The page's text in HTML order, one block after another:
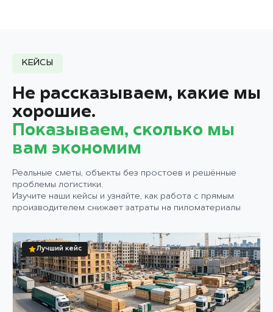
КЕЙСЫ
Не рассказываем, какие мы
хорошие.
Показываем, сколько мы
вам экономим
Реальные сметы, объекты без простоев и решённые
проблемы логистики.
Изучите наши кейсы и узнайте, как работа с прямым
производителем снижает затраты на пиломатериалы
Лучший кейс